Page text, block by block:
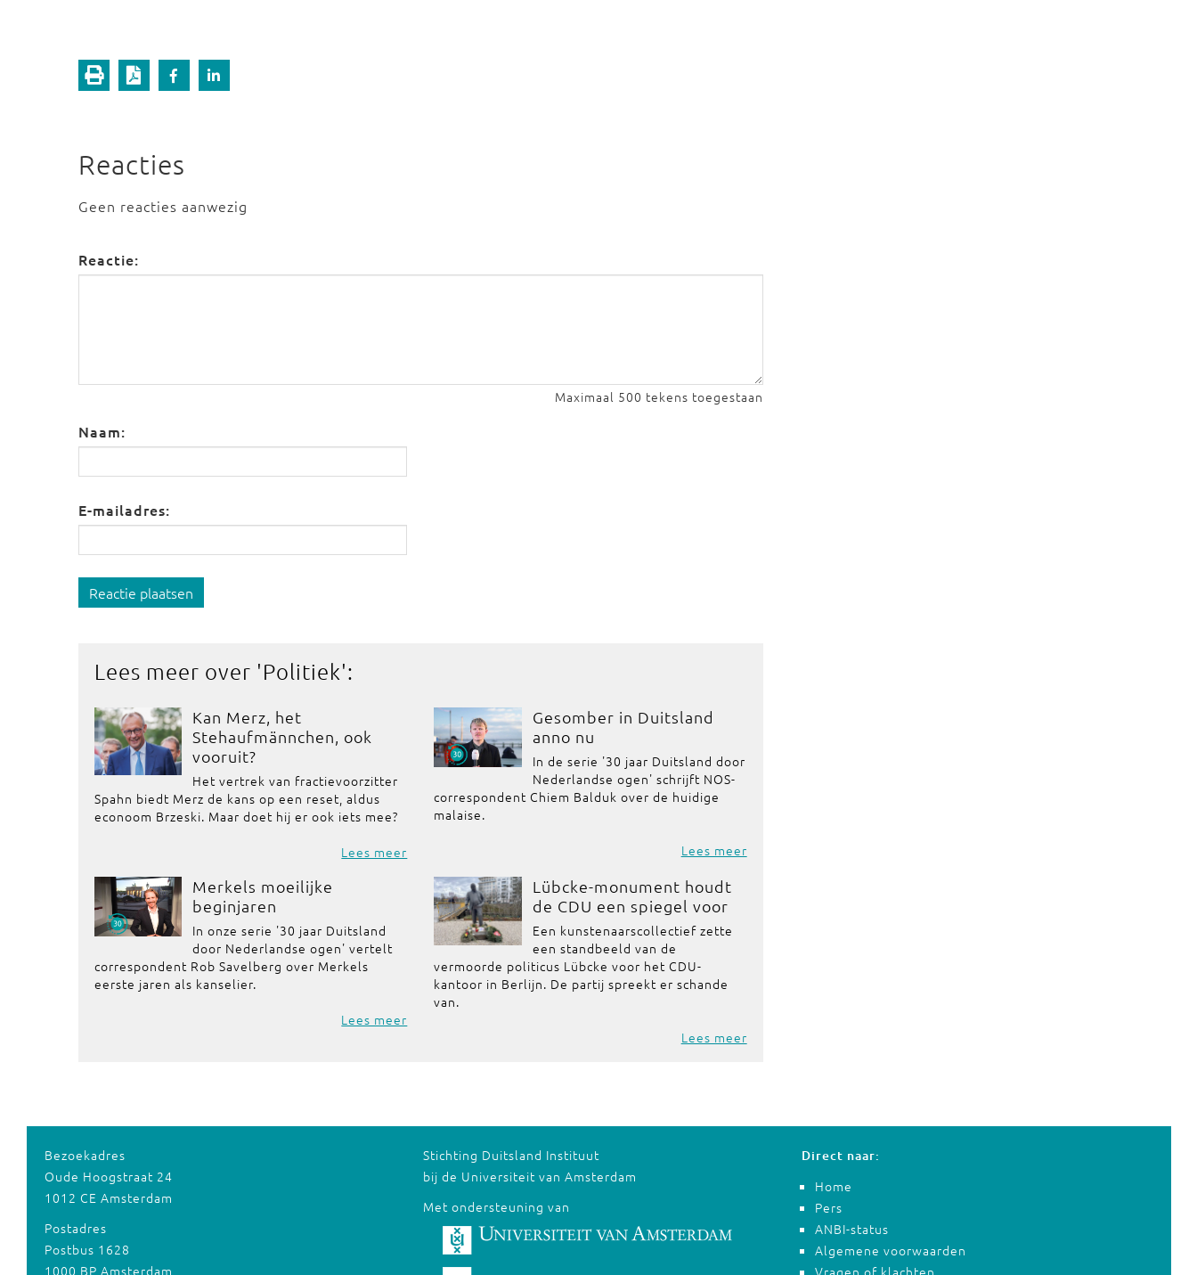
Reacties
Geen reacties aanwezig
Reactie:
Maximaal 500 tekens toegestaan
Naam:
E-mailadres:
Reactie plaatsen
Lees meer over 'Politiek':
Kan Merz, het
Stehaufmännchen, ook
vooruit?
Het vertrek van fractievoorzitter
Spahn biedt Merz de kans op een reset, aldus
econoom Brzeski. Maar doet hij er ook iets mee?
Lees meer
Gesomber in Duitsland
anno nu
In de serie '30 jaar Duitsland door
Nederlandse ogen' schrijft NOS-
correspondent Chiem Balduk over de huidige
malaise.
Lees meer
Merkels moeilijke
beginjaren
In onze serie '30 jaar Duitsland
door Nederlandse ogen' vertelt
correspondent Rob Savelberg over Merkels
eerste jaren als kanselier.
Lees meer
Lübcke-monument houdt
de CDU een spiegel voor
Een kunstenaarscollectief zette
een standbeeld van de
vermoorde politicus Lübcke voor het CDU-
kantoor in Berlijn. De partij spreekt er schande
van.
Lees meer
Bezoekadres
Oude Hoogstraat 24
1012 CE Amsterdam
Postadres
Postbus 1628
1000 BP Amsterdam
Stichting Duitsland Instituut
bij de Universiteit van Amsterdam
Met ondersteuning van
Direct naar:
Home
Pers
ANBI-status
Algemene voorwaarden
Vragen of klachten